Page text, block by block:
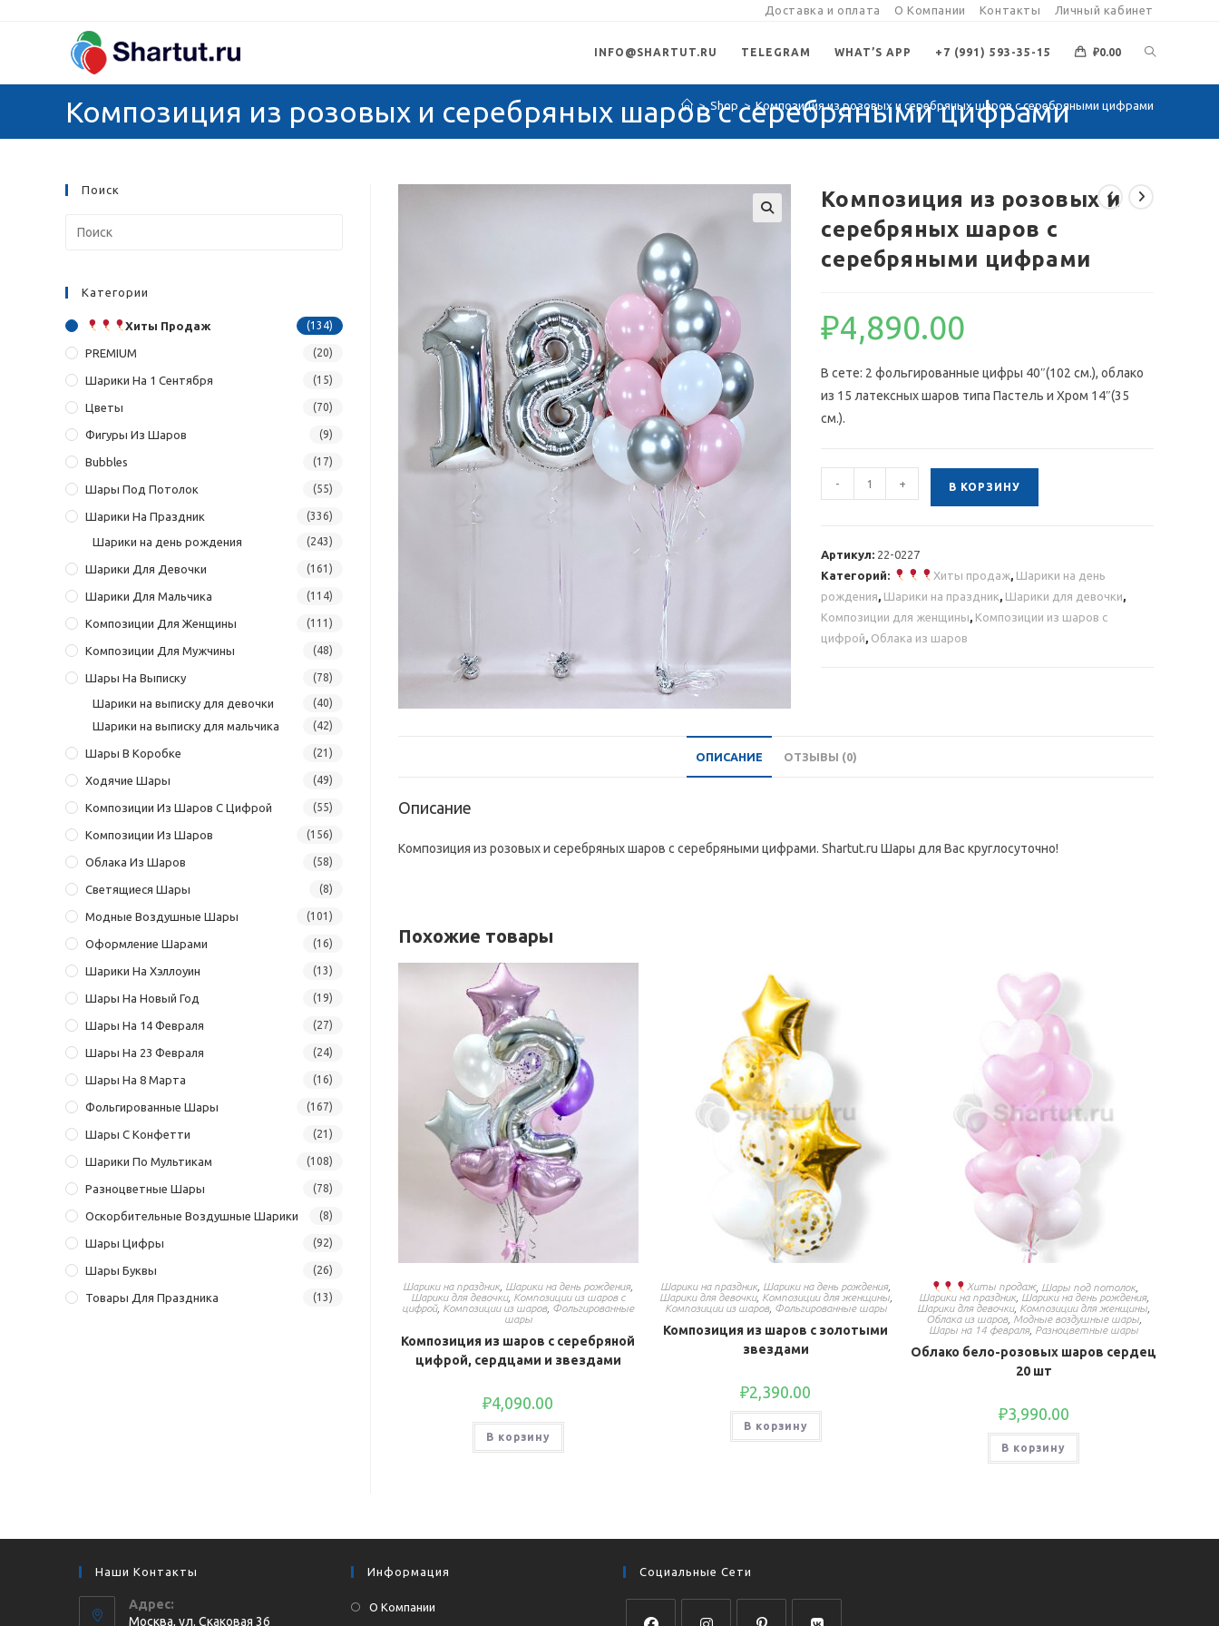
содержимому
Доставка и оплата О Компании Контакты Личный кабинет
INFO@SHARTUT.RU TELEGRAM WHAT’S APP +7 (991) 593-35-15 ₽0.00
ПОИСК
Композиция из розовых и серебряных шаров с серебряными цифрами
> Shop > Композиция из розовых и серебряных шаров с серебряными цифрами
Композиция из розовых и
серебряных шаров с
серебряными цифрами
₽4,890.00
В сете: 2 фольгированные цифры 40″(102 см.), облако
из 15 латексных шаров типа Пастель и Хром 14″(35
см.).
Количество
товара
серебряных
шаров
- + В КОРЗИНУ
Артикул: 22-0227
Категорий:
Хиты продаж, Шарики на день
рождения, Шарики на праздник, Шарики для девочки,
Композиции для женщины, Композиции из шаров с
цифрой, Облака из шаров
ОПИСАНИЕ ОТЗЫВЫ (0)
Описание
Композиция из розовых и серебряных шаров с серебряными цифрами. Shartut.ru Шары для Вас круглосуточно!
Похожие товары
Шарики на праздник, Шарики на день рождения,
Шарики для девочки, Композиции из шаров с
цифрой, Композиции из шаров, Фольгированные
шары
Композиция из шаров с серебряной
цифрой, сердцами и звездами
₽4,090.00
В корзину
Шарики на праздник, Шарики на день рождения,
Шарики для девочки, Композиции для женщины,
Композиции из шаров, Фольгированные шары
Композиция из шаров с золотыми
звездами
₽2,390.00
В корзину
Хиты продаж, Шары под потолок,
Шарики на праздник, Шарики на день рождения,
Шарики для девочки, Композиции для женщины
Облака из шаров, Модные воздушные шары,
Шары на 14 февраля, Разноцветные шары
Облако бело-розовых шаров сердец
20 шт
₽3,990.00
В корзину
Поиск
Категории
Хиты Продаж (134)
PREMIUM (20)
Шарики На 1 Сентября (15)
Цветы (70)
Фигуры Из Шаров (9)
Bubbles (17)
Шары Под Потолок (55)
Шарики На Праздник (336)
Шарики на день рождения (243)
Шарики Для Девочки (161)
Шарики Для Мальчика (114)
Композиции Для Женщины (111)
Композиции Для Мужчины (48)
Шары На Выписку (78)
Шарики на выписку для девочки (40)
Шарики на выписку для мальчика (42)
Шары В Коробке (21)
Ходячие Шары (49)
Композиции Из Шаров С Цифрой (55)
Композиции Из Шаров (156)
Облака Из Шаров (58)
Светящиеся Шары (8)
Модные Воздушные Шары (101)
Оформление Шарами (16)
Шарики На Хэллоуин (13)
Шары На Новый Год (19)
Шары На 14 Февраля (27)
Шары На 23 Февраля (24)
Шары На 8 Марта (16)
Фольгированные Шары (167)
Шары С Конфетти (21)
Шарики По Мультикам (108)
Разноцветные Шары (78)
Оскорбительные Воздушные Шарики (8)
Шары Цифры (92)
Шары Буквы (26)
Товары Для Праздника (13)
Наши Контакты
Адрес:
Москва, ул. Cкаковая 36
Информация
О Компании
Социальные Сети